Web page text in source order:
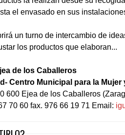
el envasado en sus
un turno de intercambio de
los productos que elaboran...
de los Caballeros
Centro Municipal para la Mujer
600 Ejea de los Caballeros
70 60 fax. 976 66 19 71 Email: